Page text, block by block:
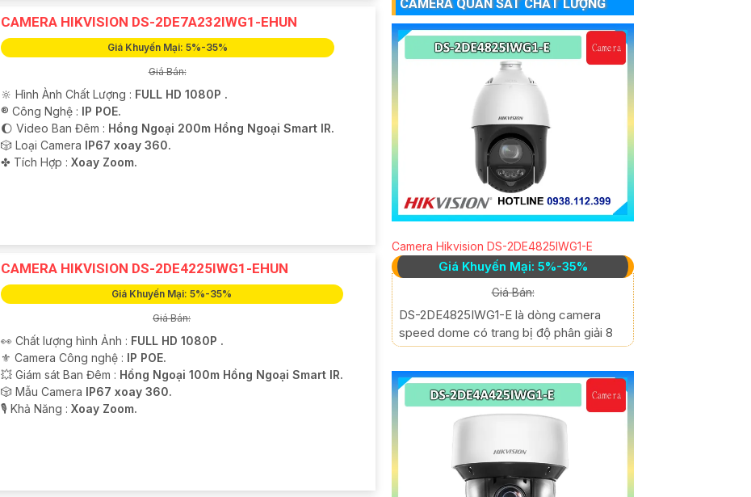
CAMERA HIKVISION DS-2DE7A232IWG1-EHUN
Giá Khuyến Mại: 5%-35%
Giá Bán:
🔆 Hình Ành Chất Lượng : FULL HD 1080P .
®️ Công Nghệ : IP POE.
🌔 Video Ban Đêm : Hồng Ngoại 200m Hồng Ngoại Smart IR.
🎲 Loại Camera IP67 xoay 360.
️✤ Tích Hợp : Xoay Zoom.
CAMERA HIKVISION DS-2DE4225IWG1-EHUN
Giá Khuyến Mại: 5%-35%
Giá Bán:
️
👀 Chất lượng hình Ảnh : FULL HD 1080P .
⚜️ Camera Công nghệ : IP POE.
💥 Giám sát Ban Đêm : Hồng Ngoại 100m Hồng Ngoại Smart IR.
🎲 Mẫu Camera IP67 xoay 360.
️🎙 Khả Năng : Xoay Zoom.
CAMERA QUAN SÁT CHẤT LƯỢNG
Camera Hikvision DS-2DE4825IWG1-E
Giá Khuyến Mại: 5%-35%
Giá Bán:
DS-2DE4825IWG1-E là dòng camera
speed dome có trang bị độ phân giải 8